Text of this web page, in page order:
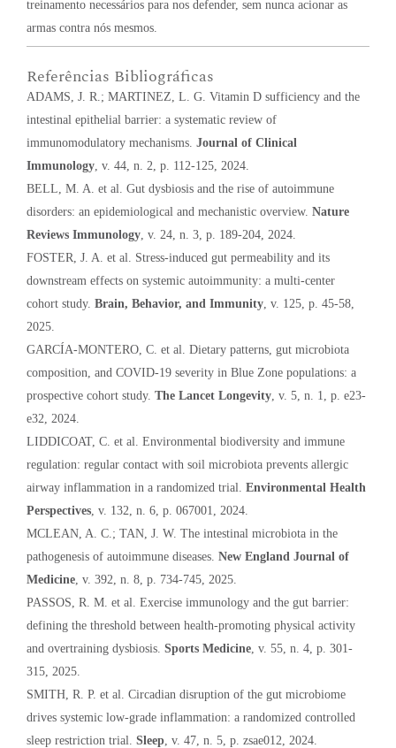
treinamento necessários para nos defender, sem nunca acionar as
armas contra nós mesmos.
Referências Bibliográficas
ADAMS, J. R.; MARTINEZ, L. G. Vitamin D sufficiency and the
intestinal epithelial barrier: a systematic review of
immunomodulatory mechanisms. Journal of Clinical
Immunology , v. 44, n. 2, p. 112-125, 2024.
BELL, M. A. et al. Gut dysbiosis and the rise of autoimmune
disorders: an epidemiological and mechanistic overview. Nature
Reviews Immunology , v. 24, n. 3, p. 189-204, 2024.
FOSTER, J. A. et al. Stress-induced gut permeability and its
downstream effects on systemic autoimmunity: a multi-center
cohort study. Brain, Behavior, and Immunity , v. 125, p. 45-58,
2025.
GARCÍA-MONTERO, C. et al. Dietary patterns, gut microbiota
composition, and COVID-19 severity in Blue Zone populations: a
prospective cohort study. The Lancet Longevity , v. 5, n. 1, p. e23-
e32, 2024.
LIDDICOAT, C. et al. Environmental biodiversity and immune
regulation: regular contact with soil microbiota prevents allergic
airway inflammation in a randomized trial. Environmental Health
Perspectives , v. 132, n. 6, p. 067001, 2024.
MCLEAN, A. C.; TAN, J. W. The intestinal microbiota in the
pathogenesis of autoimmune diseases. New England Journal of
Medicine , v. 392, n. 8, p. 734-745, 2025.
PASSOS, R. M. et al. Exercise immunology and the gut barrier:
defining the threshold between health-promoting physical activity
and overtraining dysbiosis. Sports Medicine , v. 55, n. 4, p. 301-
315, 2025.
SMITH, R. P. et al. Circadian disruption of the gut microbiome
drives systemic low-grade inflammation: a randomized controlled
sleep restriction trial. Sleep , v. 47, n. 5, p. zsae012, 2024.